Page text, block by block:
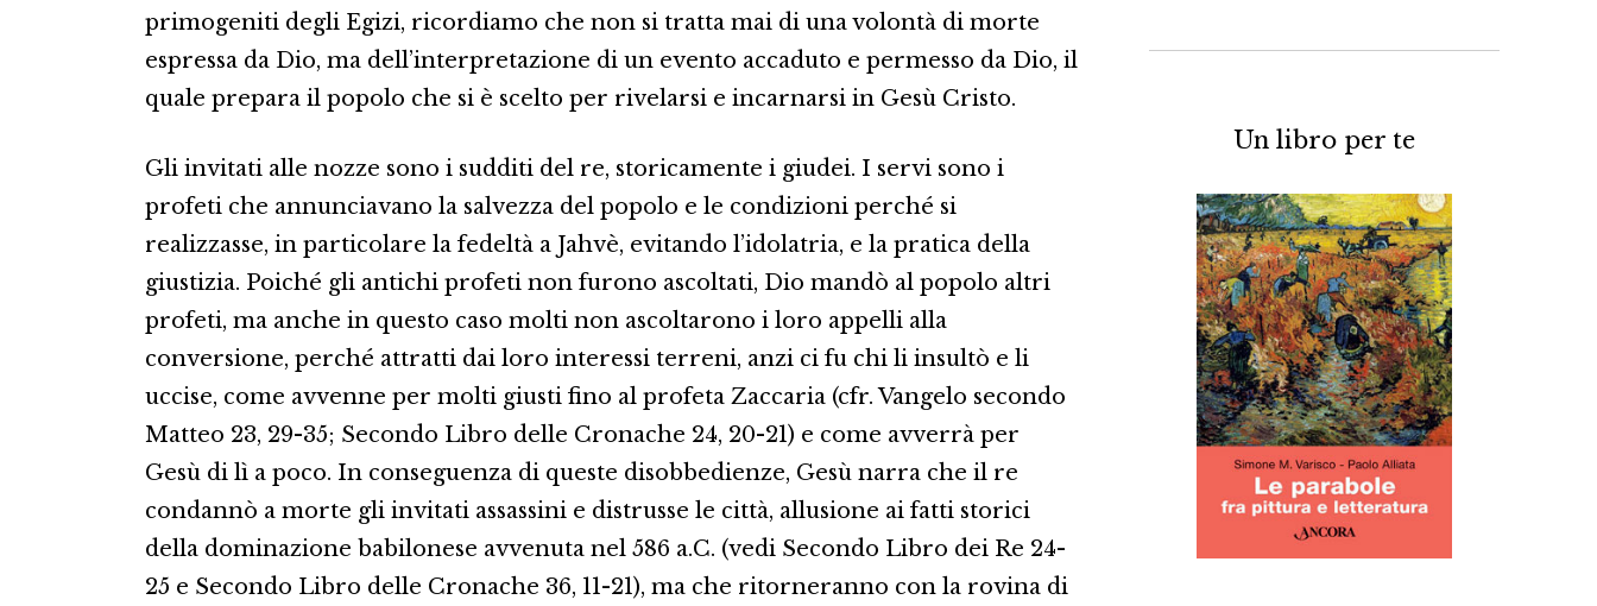
primogeniti degli Egizi, ricordiamo che non si tratta mai di una volontà di morte
espressa da Dio, ma dell’interpretazione di un evento accaduto e permesso da Dio, il
quale prepara il popolo che si è scelto per rivelarsi e incarnarsi in Gesù Cristo.
Gli invitati alle nozze sono i sudditi del re, storicamente i giudei. I servi sono i
profeti che annunciavano la salvezza del popolo e le condizioni perché si
realizzasse, in particolare la fedeltà a Jahvè, evitando l’idolatria, e la pratica della
giustizia. Poiché gli antichi profeti non furono ascoltati, Dio mandò al popolo altri
profeti, ma anche in questo caso molti non ascoltarono i loro appelli alla
conversione, perché attratti dai loro interessi terreni, anzi ci fu chi li insultò e li
uccise, come avvenne per molti giusti fino al profeta Zaccaria (cfr. Vangelo secondo
Matteo 23, 29-35; Secondo Libro delle Cronache 24, 20-21) e come avverrà per
Gesù di lì a poco. In conseguenza di queste disobbedienze, Gesù narra che il re
condannò a morte gli invitati assassini e distrusse le città, allusione ai fatti storici
della dominazione babilonese avvenuta nel 586 a.C. (vedi Secondo Libro dei Re 24-
25 e Secondo Libro delle Cronache 36, 11-21), ma che ritorneranno con la rovina di
Un libro per te